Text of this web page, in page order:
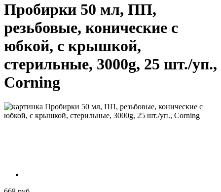
Пробирки 50 мл, ПП,
резьбовые, конические с
юбкой, с крышкой,
стерильные, 3000g, 25 шт./уп.,
Corning